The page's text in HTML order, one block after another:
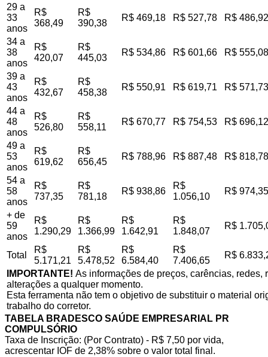
29 a
33
anos
R$
368,49
R$
390,38
R$ 469,18 R$ 527,78 R$ 486,92
34 a
38
anos
R$
420,07
R$
445,03
R$ 534,86 R$ 601,66 R$ 555,08
39 a
43
anos
R$
432,67
R$
458,38
R$ 550,91 R$ 619,71 R$ 571,73
44 a
48
anos
R$
526,80
R$
558,11
R$ 670,77 R$ 754,53 R$ 696,12
49 a
53
anos
R$
619,62
R$
656,45
R$ 788,96 R$ 887,48 R$ 818,78
54 a
58
anos
R$
737,35
R$
781,18
R$ 938,86
R$
1.056,10
R$ 974,35
+ de
59
anos
R$
1.290,29
R$
1.366,99
R$
1.642,91
R$
1.848,07
R$
Total
R$
5.171,21
R$
5.478,52
R$
6.584,40
R$
7.406,65
R$
IMPORTANTE! As informações de preços, carências,
alterações a qualquer momento.
Esta ferramenta não tem o objetivo de substituir o material
trabalho do corretor.
TABELA BRADESCO SAÚDE EMPRESARIAL PR
COMPULSÓRIO
Taxa de Inscrição: (Por Contrato) - R$ 7,50 por vida,
acrescentar IOF de 2,38% sobre o valor total final.